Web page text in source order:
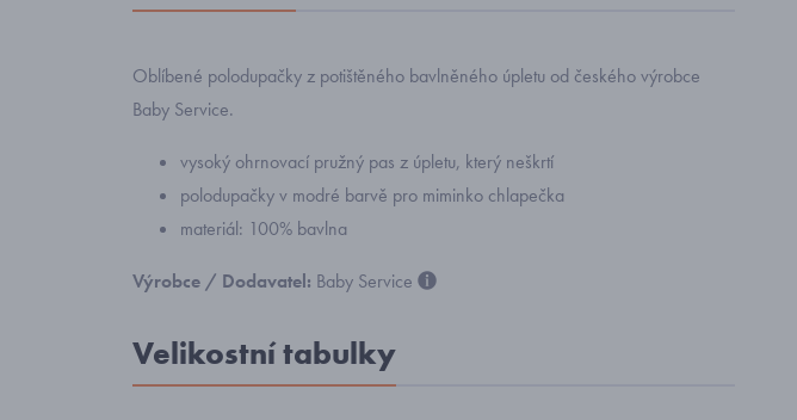
Oblíbené polodupačky z potištěného bavlněného úpletu od českého výrobce
Baby Service.
vysoký ohrnovací pružný pas z úpletu, který neškrtí
polodupačky v modré barvě pro miminko chlapečka
materiál: 100% bavlna
Výrobce / Dodavatel: Baby Service
Velikostní tabulky